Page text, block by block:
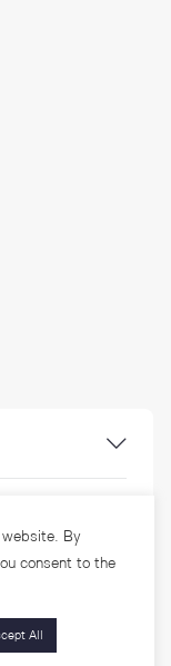
By
consent to the
All